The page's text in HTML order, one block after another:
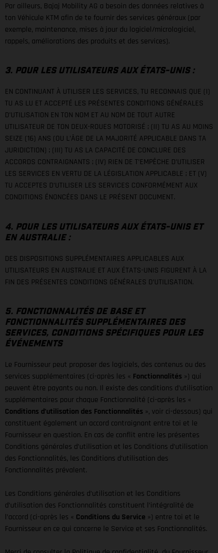
Par ailleurs, Bajaj Mobility AG a besoin des données relatives à
ton Véhicule KTM afin de te fournir des services généraux (par
exemple, maintenance, mises à jour du logiciel/micrologiciel,
rappels, améliorations des produits et des services).
3. POUR LES UTILISATEURS AUX ÉTATS-UNIS :
EN CONTINUANT À UTILISER LES SERVICES, TU RECONNAIS QUE (I)
TU AS LU ET ACCEPTÉ LES PRÉSENTES CONDITIONS GÉNÉRALES
D’UTILISATION EN TON NOM ET AU NOM DE TOUT AUTRE
UTILISATEUR DE TON DEUX-ROUES MOTORISÉ ; (II) TU AS AU MOINS
SEIZE (16) ANS (OU L’ÂGE DE LA MAJORITÉ APPLICABLE DANS TA
JURIDICTION) ; (III) TU AS LA CAPACITÉ DE CONCLURE DES
ACCORDS CONTRAIGNANTS ; (IV) RIEN DE T’EMPÊCHE D’UTILISER
LES SERVICES EN VERTU DE LA LÉGISLATION APPLICABLE ; ET (V)
TU ACCEPTES D’UTILISER LES SERVICES CONFORMÉMENT AUX
CONDITIONS ÉNONCÉES DANS LE PRÉSENT DOCUMENT.
4. POUR LES UTILISATEURS AUX ÉTATS-UNIS ET
EN AUSTRALIE :
DES DISPOSITIONS SUPPLÉMENTAIRES APPLICABLES AUX
UTILISATEURS EN AUSTRALIE ET AUX ÉTATS-UNIS FIGURENT À LA
FIN DES PRÉSENTES CONDITIONS GÉNÉRALES D’UTILISATION.
5. FONCTIONNALITÉS DE BASE ET
FONCTIONNALITÉS SUPPLÉMENTAIRES DES
SERVICES, CONDITIONS SPÉCIFIQUES POUR LES
ÉVÉNEMENTS
Le Fournisseur peut proposer des logiciels, des contenus ou des
services supplémentaires (ci-après les « Fonctionnalités ») qui
peuvent être payants ou non. Il existe des conditions d’utilisation
supplémentaires pour chaque Fonctionnalité (ci-après les «
Conditions d’utilisation des Fonctionnalités », voir ci-dessous) qui
constituent également un accord contraignant entre toi et le
Fournisseur en question. En cas de conflit entre les présentes
Conditions générales d’utilisation et les Conditions d’utilisation
des Fonctionnalités, les Conditions d’utilisation des
Fonctionnalités prévalent.
Les Conditions générales d’utilisation et les Conditions
d’utilisation des Fonctionnalités constituent l’intégralité de
l’accord (ci-après les « Conditions du Service ») entre toi et le
Fournisseur en ce qui concerne le Service et ses Fonctionnalités.